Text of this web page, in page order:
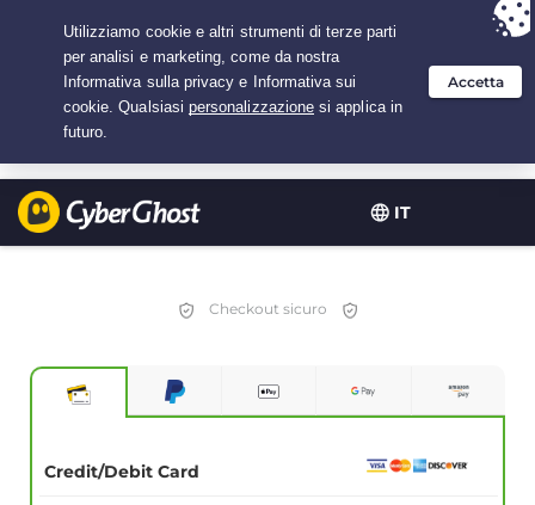
IT
L'offerta migliore per 2.1666666666667 anni a $
Checkout sicuro
Credit/Debit Card